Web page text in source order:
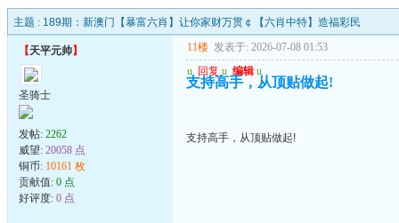
主题 : 189期：新澳门【暴富六肖】让你家财万贯￠【六肖中特】造福彩民
【天平元帅】
圣骑士
发帖: 2262
威望: 20058 点
铜币: 10161 枚
贡献值: 0 点
好评度: 0 点
11楼 发表于: 2026-07-08 01:53
u 回复 u 编辑 u
支持高手，从顶贴做起!
支持高手，从顶贴做起!